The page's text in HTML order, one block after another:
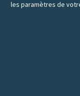
les paramètres de